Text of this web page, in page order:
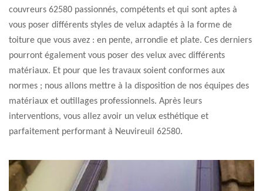
couvreurs 62580 passionnés, compétents et qui sont aptes à
vous poser différents styles de velux adaptés à la forme de
toiture que vous avez : en pente, arrondie et plate. Ces derniers
pourront également vous poser des velux avec différents
matériaux. Et pour que les travaux soient conformes aux
normes ; nous allons mettre à la disposition de nos équipes des
matériaux et outillages professionnels. Après leurs
interventions, vous allez avoir un velux esthétique et
parfaitement performant à Neuvireuil 62580.